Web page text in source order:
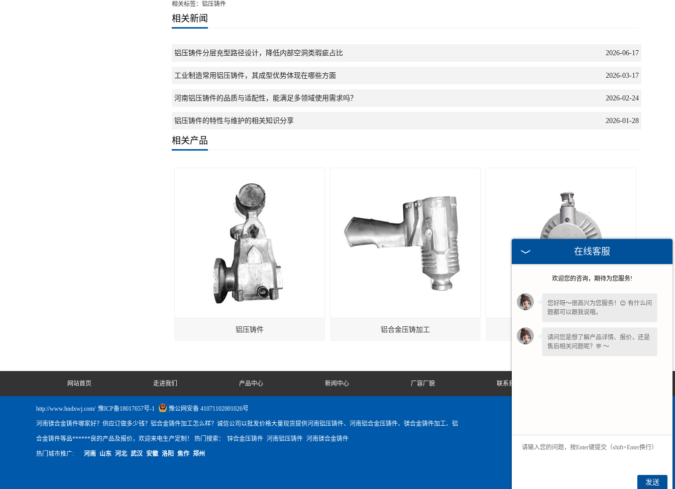
相关标签：铝压铸件
相关新闻
铝压铸件分层充型路径设计，降低内部空洞类瑕疵占比 2026-06-17
工业制造常用铝压铸件，其成型优势体现在哪些方面 2026-03-17
河南铝压铸件的品质与适配性，能满足多领域使用需求吗？ 2026-02-24
铝压铸件的特性与维护的相关知识分享 2026-01-28
相关产品
铝压铸件 铝合金压铸加工
网站首页 走进我们 产品中心 新闻中心 厂容厂貌 联系我们
http://www.hndxwj.com/ 豫ICP备18017657号-1 豫公网安备 41071102001026号
河南镁合金铸件哪家好？供应订做多少钱？铝合金铸件加工怎么样？诚信公司以批发价格大量现货提供河南铝压铸件、河南铝合金压铸件、镁合金铸件加工、铝
合金铸件等品******良的产品及报价，欢迎来电生产定制！ 热门搜索： 锌合金压铸件 河南铝压铸件 河南镁合金铸件
热门城市推广: 河南 山东 河北 武汉 安徽 洛阳 焦作 郑州
在线客服
欢迎您的咨询，期待为您服务!
您好呀～很高兴为您服务！😊 有什么问
题都可以跟我说哦。
请问您是想了解产品详情、报价，还是
售后相关问题呢？💬 ～
发送